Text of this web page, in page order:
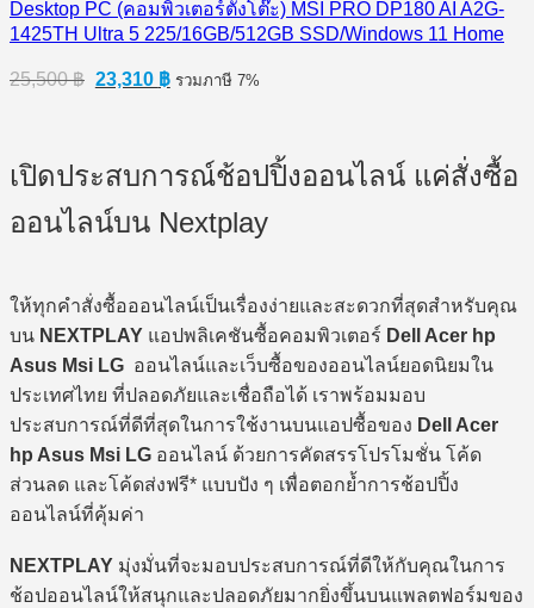
Desktop PC (คอมพิวเตอร์ตั้งโต๊ะ) MSI PRO DP180 AI A2G-
1425TH Ultra 5 225/16GB/512GB SSD/Windows 11 Home
25,500฿ Original
price
23,310 ฿Current
price
รวมภาษี 7%
เปิดประสบการณ์ช้อปปิ้งออนไลน์ แค่สั่งซื้อ
ออนไลน์บน Nextplay
ให้ทุกคำสั่งซื้อออนไลน์เป็นเรื่องง่ายและสะดวกที่สุดสำหรับคุณ
บน NEXTPLAY แอปพลิเคชันซื้อคอมพิวเตอร์ Dell Acer hp
Asus Msi LG ออนไลน์และเว็บซื้อของออนไลน์ยอดนิยมใน
ประเทศไทย ที่ปลอดภัยและเชื่อถือได้ เราพร้อมมอบ
ประสบการณ์ที่ดีที่สุดในการใช้งานบนแอปซื้อของ Dell Acer
hp Asus Msi LG ออนไลน์ ด้วยการคัดสรรโปรโมชั่น โค้ด
ส่วนลด และโค้ดส่งฟรี* แบบปัง ๆ เพื่อตอกย้ำการช้อปปิ้ง
ออนไลน์ที่คุ้มค่า
NEXTPLAY มุ่งมั่นที่จะมอบประสบการณ์ที่ดีให้กับคุณในการ
ช้อปออนไลน์ให้สนุกและปลอดภัยมากยิ่งขึ้นบนแพลตฟอร์มของ